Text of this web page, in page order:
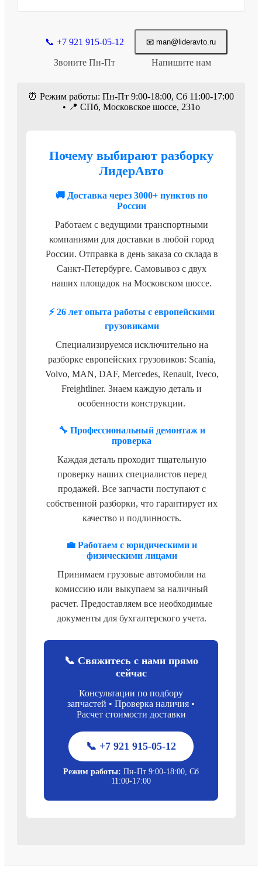
📞 +7 921 915-05-12
Звоните Пн-Пт
📧 man@lideravto.ru
Напишите нам
⏰ Режим работы: Пн-Пт 9:00-18:00, Сб 11:00-17:00
• 📍 СПб, Московское шоссе, 231о
Почему выбирают разборку
ЛидерАвто
🚚 Доставка через 3000+ пунктов по
России
Работаем с ведущими транспортными
компаниями для доставки в любой город
России. Отправка в день заказа со склада в
Санкт-Петербурге. Самовывоз с двух
наших площадок на Московском шоссе.
⚡ 26 лет опыта работы с европейскими
грузовиками
Специализируемся исключительно на
разборке европейских грузовиков: Scania,
Volvo, MAN, DAF, Mercedes, Renault, Iveco,
Freightliner. Знаем каждую деталь и
особенности конструкции.
🔧 Профессиональный демонтаж и
проверка
Каждая деталь проходит тщательную
проверку наших специалистов перед
продажей. Все запчасти поступают с
собственной разборки, что гарантирует их
качество и подлинность.
💼 Работаем с юридическими и
физическими лицами
Принимаем грузовые автомобили на
комиссию или выкупаем за наличный
расчет. Предоставляем все необходимые
документы для бухгалтерского учета.
📞 Свяжитесь с нами прямо
сейчас
Консультации по подбору
запчастей • Проверка наличия •
Расчет стоимости доставки
📞 +7 921 915-05-12
Режим работы: Пн-Пт 9:00-18:00, Сб
11:00-17:00